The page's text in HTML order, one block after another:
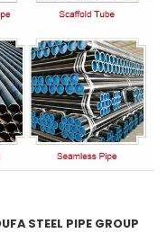
STEEL PIPE GROUP